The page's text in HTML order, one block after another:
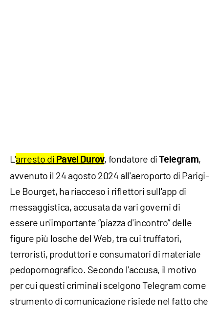
L'arresto di Pavel Durov, fondatore diTelegram,
avvenuto il 24 agosto 2024 all'aeroporto di Parigi-
Le Bourget, ha riacceso i riflettori sull'app di
messaggistica, accusata da vari governi di
essere un'importante “piazza d'incontro” delle
figure più losche del Web, tra cui truffatori,
terroristi, produttori e consumatori di materiale
pedopornografico. Secondo l'accusa, il motivo
per cui questi criminali scelgono Telegram come
strumento di comunicazione risiede nel fatto che